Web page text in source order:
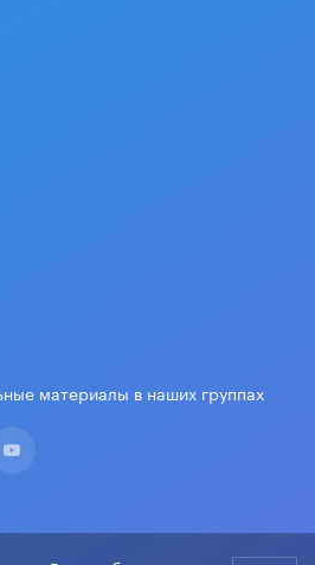
материалы в наших группах